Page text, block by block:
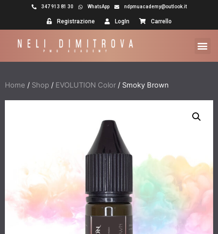
347 913 81 30 WhatsApp ndpmuacademy@outlook.it
Registrazione LogIn Carrello
Home / Shop / EVOLUTION Color / Smoky Brown